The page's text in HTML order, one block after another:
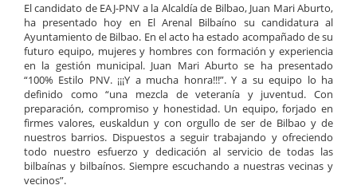
El candidato de EAJ-PNV a la Alcaldía de Bilbao, Juan Mari Aburto,
ha presentado hoy en El Arenal Bilbaíno su candidatura al
Ayuntamiento de Bilbao. En el acto ha estado acompañado de su
futuro equipo, mujeres y hombres con formación y experiencia
en la gestión municipal. Juan Mari Aburto se ha presentado
“100% Estilo PNV. ¡¡¡Y a mucha honra!!!”. Y a su equipo lo ha
definido como “una mezcla de veteranía y juventud. Con
preparación, compromiso y honestidad. Un equipo, forjado en
firmes valores, euskaldun y con orgullo de ser de Bilbao y de
nuestros barrios. Dispuestos a seguir trabajando y ofreciendo
todo nuestro esfuerzo y dedicación al servicio de todas las
bilbaínas y bilbaínos. Siempre escuchando a nuestras vecinas y
vecinos”.